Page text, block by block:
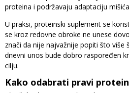
proteina i podržavaju adaptaciju
U praksi, proteinski suplement se
se kroz redovne obroke ne unese
znači da nije najvažnije popiti što više
dnevni unos bude dobro raspoređen
cilju.
Kako odabrati pravi